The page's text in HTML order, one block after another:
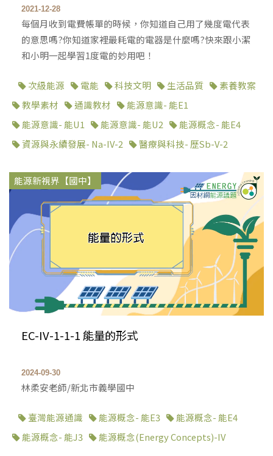
2021-12-28
每個月收到電費帳單的時候，你知道自己用了幾度電代表
的意思嗎?你知道家裡最耗電的電器是什麼嗎?快來跟小潔
和小明一起學習1度電的妙用吧！
次級能源 電能 科技文明 生活品質
素養教案
教學素材
通識教材
能源意識- 能E1
能源意識- 能U1
能源意識- 能U2
能源概念- 能E4
資源與永續發展- Na-IV-2
醫療與科技- 歷Sb-V-2
能源新視界【國中】
EC-IV-1-1-1 能量的形式
2024-09-30
林柔安老師/新北市義學國中
臺灣能源通識 能源概念- 能E3
能源概念- 能E4
能源概念- 能J3
能源概念(Energy Concepts)-IV